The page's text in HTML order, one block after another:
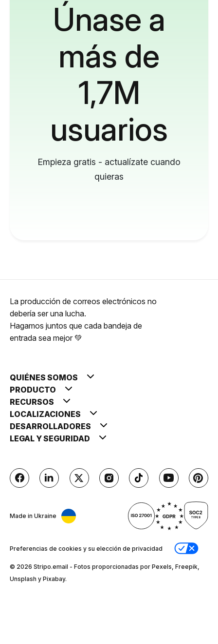
Únase a
más de
1,7M
usuarios
Empieza gratis - actualízate cuando
quieras
La producción de correos electrónicos no
debería ser una lucha.
Hagamos juntos que cada bandeja de
entrada sea mejor 💚
QUIÉNES SOMOS
PRODUCTO
RECURSOS
LOCALIZACIONES
DESARROLLADORES
LEGAL Y SEGURIDAD
Made in Ukraine
Preferencias de cookies y su elección de privacidad
© 2026 Stripо.email - Fotos proporcionadas por Pexels, Freepik,
Unsplash y Pixabay.